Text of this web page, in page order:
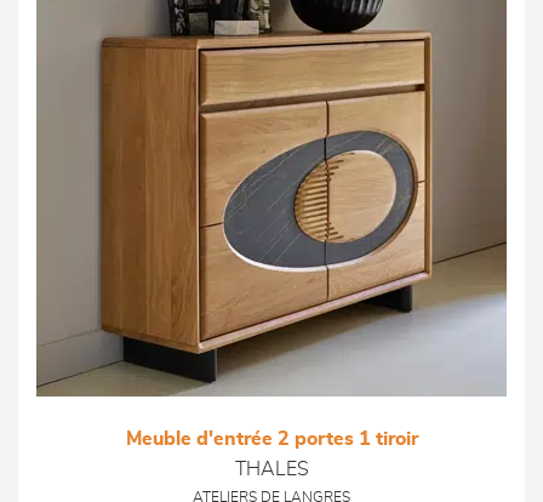
Meuble d'entrée 2 portes 1 tiroir
THALES
ATELIERS DE LANGRES